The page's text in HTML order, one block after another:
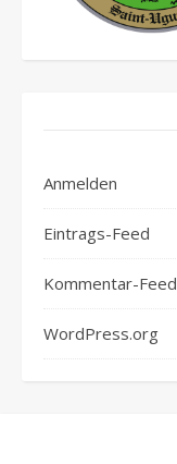
Anmelden
Eintrags-Feed
Kommentar-Feed
WordPress.org